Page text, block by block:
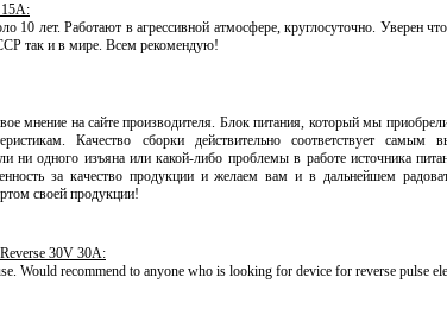
лет. Работают в агрессивной атмосфере, круглосуточно. Уверен
так и в мире. Всем рекомендую!
мнение на сайте производителя. Блок питания, который мы
Качество сборки действительно соответствует самым
ни одного изъяна или какой-либо проблемы в работе источника
за качество продукции и желаем вам и в дальнейшем
своей продукции!
30V 30A:
Would recommend to anyone who is looking for device for reverse pulse